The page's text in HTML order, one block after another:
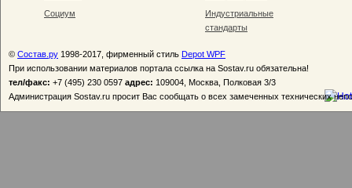
Социум
Индустриальные
стандарты
© Состав.ру 1998-2017, фирменный стиль Depot WPF
При использовании материалов портала ссылка на Sostav.ru обязательна!
тел/факс: +7 (495) 230 0597 адрес: 109004, Москва, Полковая 3/3
Администрация Sostav.ru просит Вас сообщать о всех замеченных технических